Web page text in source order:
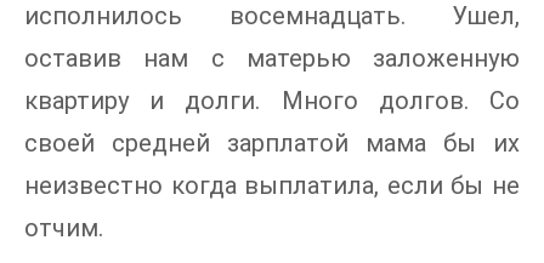
исполнилось восемнадцать. Ушел,
оставив нам с матерью заложенную
квартиру и долги. Много долгов. Со
своей средней зарплатой мама бы их
неизвестно когда выплатила, если бы не
отчим.